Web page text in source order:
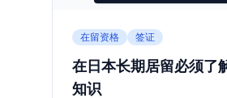
在留资格 签证
在日本长期居留必须了
知识